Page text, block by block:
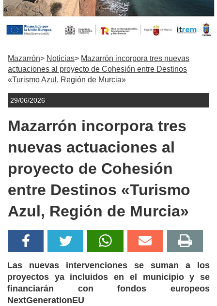
Mazarrón Noticias
Mazarrón incorpora tres nuevas
actuaciones al proyecto de Cohesión entre Destinos
«Turismo Azul, Región de Murcia»
29/06/2026
Mazarrón incorpora tres
nuevas actuaciones al
proyecto de Cohesión
entre Destinos «Turismo
Azul, Región de Murcia»
Las nuevas intervenciones se suman a los
proyectos ya incluidos en el municipio y se
financiarán con fondos europeos
NextGenerationEU